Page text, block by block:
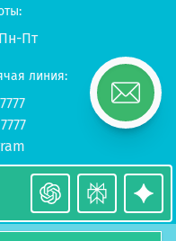
в Польше»
Пт
линия: